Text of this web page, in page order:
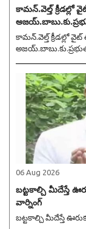
కామన్.వెల్త్ క్రీడల్లో
కామన్.వెల్త్ క్రీడల్లో వైట్ లిఫ్టింగ్ పోటీల్లో.రజత పథకాన్ని సాధించిన వల్లూరి
06 Aug 2026
బట్టకాల్చి మీదేస్తే
వార్నింగ్